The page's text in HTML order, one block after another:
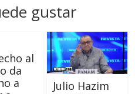
gustar
al
da
a
Julio Hazim